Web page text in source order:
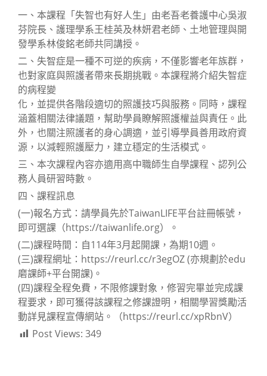
一、本課程「失智也有好人生」由老吾老養護中心吳淑
芬院長、護理學系王桂英及林妍君老師、土地管理與開
發學系林俊銘老師共同講授。
二、失智症是一種不可逆的疾病，不僅影響老年族群，
也對家庭與照護者帶來長期挑戰。本課程將介紹失智症
的病程變
化，並提供各階段適切的照護技巧與服務。同時，課程
涵蓋相關法律議題，幫助學員瞭解照護權益與責任。此
外，也關注照護者的身心調適，並引導學員善用政府資
源，以減輕照護壓力，建立穩定的生活模式。
三、本次課程內容亦適用高中職師生自學課程、認列公
務人員研習時數。
四、課程訊息
(一)報名方式：請學員先於TaiwanLIFE平台註冊帳號，
即可選課（https://taiwanlife.org）。
(二)課程時間：自114年3月起開課，為期10週。
(三)課程網址：https://reurl.cc/r3egOZ (亦規劃於edu
磨課師+平台開課)。
(四)課程全程免費，不限修課對象，修習完畢並完成課
程要求，即可獲得該課程之修課證明，相關學習獎勵活
動詳見課程宣傳網站。（https://reurl.cc/xpRbnV）
Post Views: 349